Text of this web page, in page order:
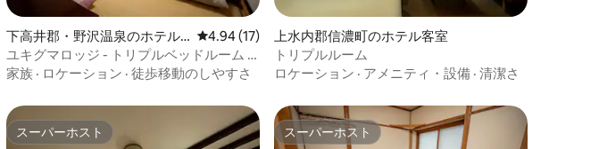
下高井郡・野沢温泉のホテル
客室
レビュー17件、5つ星中4.94つ星の平均評価
4.94 (17)
ユキグマロッジ - トリプルベッドルーム -
312号室
家族 · ロケーション · 徒歩移動のしやすさ
上水内郡信濃町のホテル客室
トリプルルーム
ロケーション · アメニティ・設備 · 清潔さ
スーパーホスト
スーパーホスト スーパーホスト
スーパーホスト